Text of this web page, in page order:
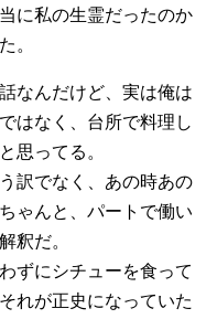
に私の生霊だったのか
。
なんだけど、実は俺は
はなく、台所で料理し
思ってる。
訳でなく、あの時あの
ゃんと、パートで働い
釈だ。
ずにシチューを食って
れが正史になっていた